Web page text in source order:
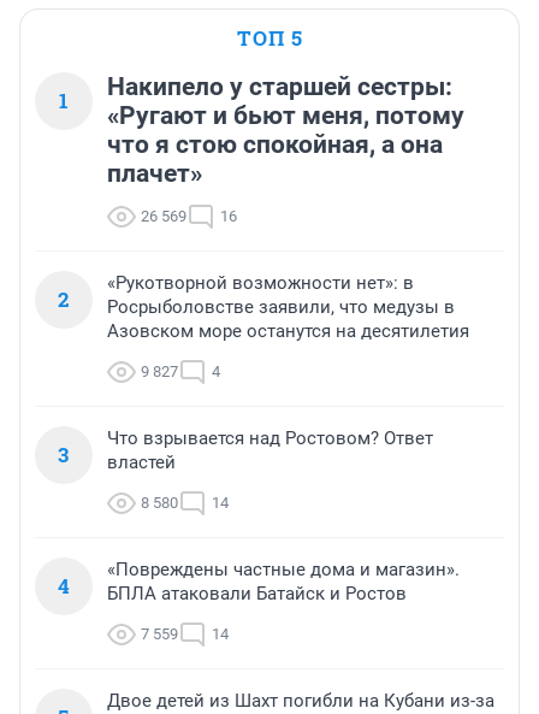
ТОП 5
1
Накипело у старшей сестры:
«Ругают и бьют меня, потому
что я стою спокойная, а она
плачет»
26 569 16
2
«Рукотворной возможности нет»: в
Росрыболовстве заявили, что медузы в
Азовском море останутся на десятилетия
9 827 4
3
Что взрывается над Ростовом? Ответ
властей
8 580 14
4
«Повреждены частные дома и магазин».
БПЛА атаковали Батайск и Ростов
7 559 14
Двое детей из Шахт погибли на Кубани из-за